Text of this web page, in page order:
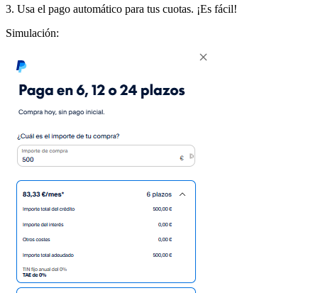
3. Usa el pago automático para tus cuotas. ¡Es fácil!
Simulación: